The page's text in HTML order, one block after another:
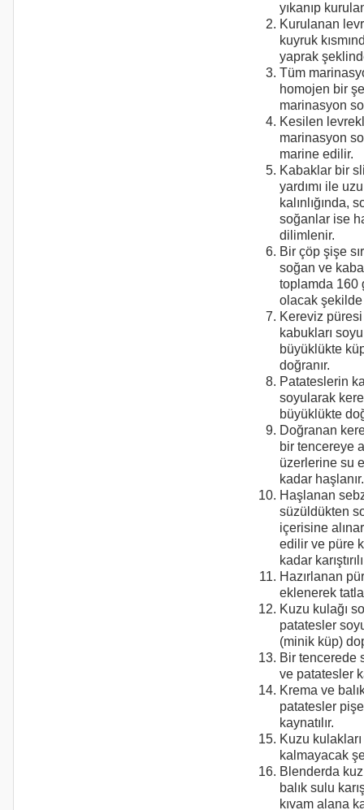
yıkanıp
Kurulanan
kuyruk
yaprak
Tüm
homojen bir
marinasyon
Kesilen
marinasyon
marine edilir.
Kabaklar bir
yardımı ile
kalınlığında,
soğanlar ise
dilimlenir.
Bir çöp şişe
soğan ve
toplamda 160
olacak şekilde
Kereviz
kabukları
büyüklükte
doğranır.
Patateslerin
soyularak
büyüklükte
Doğranan
bir tencereye
üzerlerine su
kadar haşlanır.
Haşlanan
süzüldükten
içerisine
edilir ve püre
kadar
Hazırlanan
eklenerek
Kuzu kulağı
patatesler
(minik küp)
Bir tencerede
ve patatesler
Krema ve
patatesler
kaynatılır.
Kuzu kulakları
kalmayacak
Blenderda
balık sulu
kıvam alana